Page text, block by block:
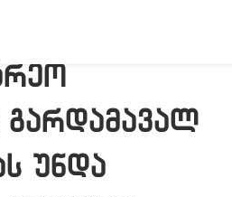
უნდა